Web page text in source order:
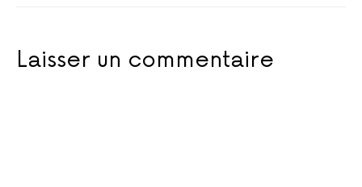
Laisser un commentaire